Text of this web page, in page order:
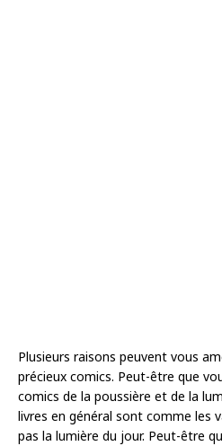
Plusieurs raisons peuvent vous
précieux comics. Peut-être que
comics de la poussière et de la
livres en général sont comme les
pas la lumière du jour. Peut-être